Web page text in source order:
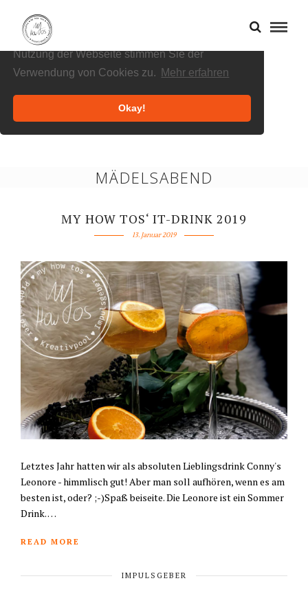
Cookies helfen uns bei der Bereitstellung
unserer Inhalte und Dienste. Durch die weitere
Nutzung der Webseite stimmen Sie der
Verwendung von Cookies zu.
Mehr erfahren
Okay!
MÄDELSABEND
MY HOW TOS‘ IT-DRINK 2019
13. Januar 2019
Letztes Jahr hatten wir als absoluten Lieblingsdrink Conny's
Leonore - himmlisch gut! Aber man soll aufhören, wenn es am
besten ist, oder? ;-)Spaß beiseite. Die Leonore ist ein Sommer
Drink. …
READ MORE
IMPULSGEBER